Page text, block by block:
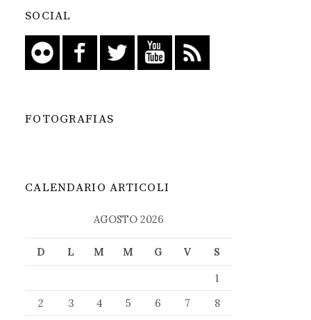
SOCIAL
FOTOGRAFIAS
CALENDARIO ARTICOLI
AGOSTO 2026
D L M M G V
S
1
2
3 4 5 6 7
8